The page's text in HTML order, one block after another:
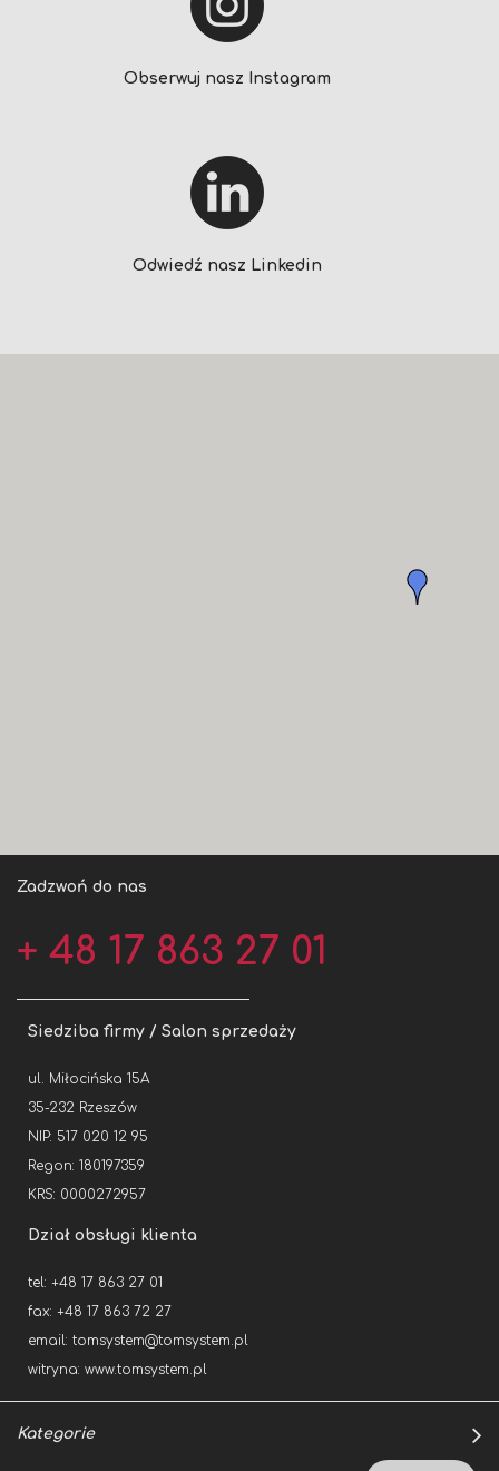
Obserwuj nasz Instagram
Odwiedź nasz Linkedin
Zadzwoń do nas
+ 48 17 863 27 01
Siedziba firmy / Salon sprzedaży
ul. Miłocińska 15A
35-232 Rzeszów
NIP: 517 020 12 95
Regon: 180197359
KRS: 0000272957
Dział obsługi klienta
tel: +48 17 863 27 01
fax: +48 17 863 72 27
email: tomsystem@tomsystem.pl
witryna: www.tomsystem.pl
Kategorie